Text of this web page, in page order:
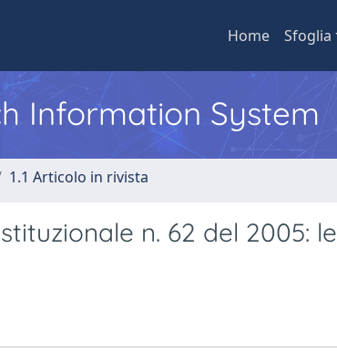
Home Sfoglia
Information System
1.1 Articolo in rivista
n. 62 del 2005: le